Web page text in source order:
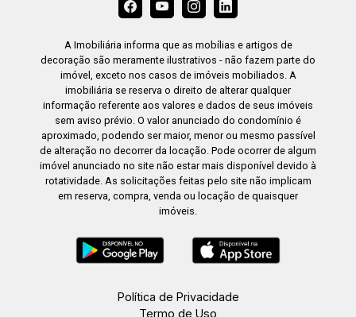
A Imobiliária informa que as mobílias e artigos de
decoração são meramente ilustrativos - não fazem parte do
imóvel, exceto nos casos de imóveis mobiliados. A
imobiliária se reserva o direito de alterar qualquer
informação referente aos valores e dados de seus imóveis
sem aviso prévio. O valor anunciado do condomínio é
aproximado, podendo ser maior, menor ou mesmo passível
de alteração no decorrer da locação. Pode ocorrer de algum
imóvel anunciado no site não estar mais disponível devido à
rotatividade. As solicitações feitas pelo site não implicam
em reserva, compra, venda ou locação de quaisquer
imóveis.
Política de Privacidade
Termo de Uso